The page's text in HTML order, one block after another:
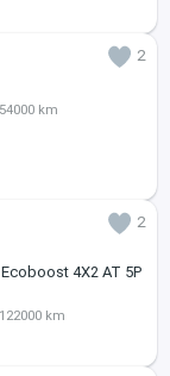
2
km
2
4X2 AT 5P
km